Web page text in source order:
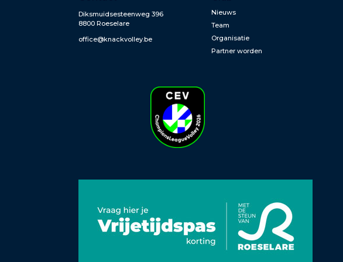
Diksmuidsesteenweg 396
8800 Roeselare
office@knackvolley.be
Nieuws
Team
Organisatie
Partner worden